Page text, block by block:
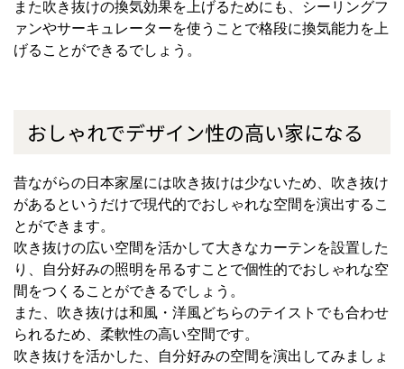
また吹き抜けの換気効果を上げるためにも、シーリングフ
ァンやサーキュレーターを使うことで格段に換気能力を上
げることができるでしょう。
おしゃれでデザイン性の高い家になる
昔ながらの日本家屋には吹き抜けは少ないため、吹き抜け
があるというだけで現代的でおしゃれな空間を演出するこ
とができます。
吹き抜けの広い空間を活かして大きなカーテンを設置した
り、自分好みの照明を吊るすことで個性的でおしゃれな空
間をつくることができるでしょう。
また、吹き抜けは和風・洋風どちらのテイストでも合わせ
られるため、柔軟性の高い空間です。
吹き抜けを活かした、自分好みの空間を演出してみましょ